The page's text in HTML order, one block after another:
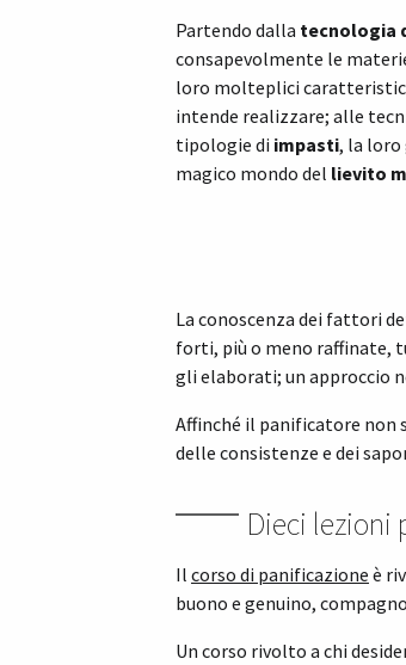
Partendo dalla tecnologia
consapevolmente le
loro molteplici
intende realizzare; alle
tipologie di impasti, la loro
magico mondo del lievito
La conoscenza dei fattori
forti, più o meno raffinate,
gli elaborati; un approccio
Affinché il panificatore non
delle consistenze e dei
Dieci lezioni
Il corso di panificazione è
buono e genuino,
Un corso rivolto a chi